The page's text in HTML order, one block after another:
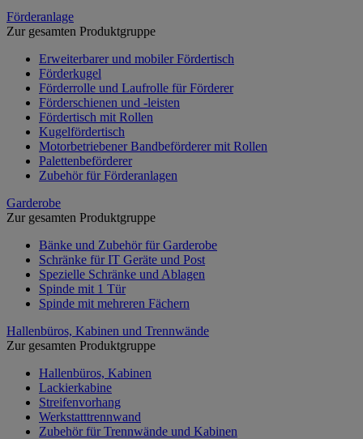
Förderanlage
Zur gesamten Produktgruppe
Erweiterbarer und mobiler Fördertisch
Förderkugel
Förderrolle und Laufrolle für Förderer
Förderschienen und -leisten
Fördertisch mit Rollen
Kugelfördertisch
Motorbetriebener Bandbeförderer mit Rollen
Palettenbeförderer
Zubehör für Förderanlagen
Garderobe
Zur gesamten Produktgruppe
Bänke und Zubehör für Garderobe
Schränke für IT Geräte und Post
Spezielle Schränke und Ablagen
Spinde mit 1 Tür
Spinde mit mehreren Fächern
Hallenbüros, Kabinen und Trennwände
Zur gesamten Produktgruppe
Hallenbüros, Kabinen
Lackierkabine
Streifenvorhang
Werkstatttrennwand
Zubehör für Trennwände und Kabinen